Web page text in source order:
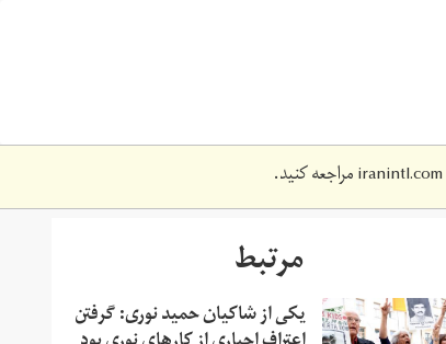
iranintl.comمراجعه کنید.
مرتبط
یکی از شاکیان حمید نوری: گرفتن